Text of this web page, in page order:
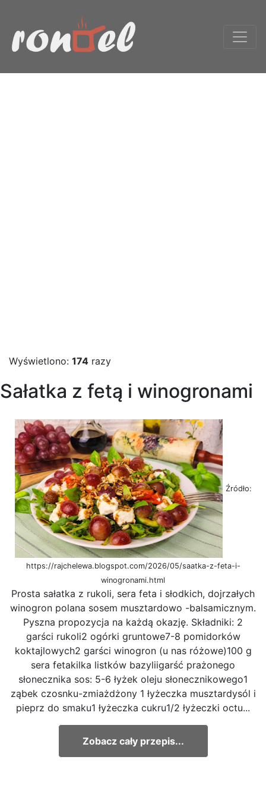
Wyświetlono: 174 razy
Sałatka z fetą i winogronami
Źródło:
https://rajchelewa.blogspot.com/2026/05/saatka-z-feta-i-
winogronami.html
Prosta sałatka z rukoli, sera feta i słodkich, dojrzałych
winogron polana sosem musztardowo -balsamicznym.
Pyszna propozycja na każdą okazję. Składniki: 2
garści rukoli2 ogórki gruntowe7-8 pomidorków
koktajlowych2 garści winogron (u nas różowe)100 g
sera fetakilka listków bazyliigarść prażonego
słonecznika sos: 5-6 łyżek oleju słonecznikowego1
ząbek czosnku-zmiażdżony 1 łyżeczka musztardysól i
pieprz do smaku1 łyżeczka cukru1/2 łyżeczki octu...
Zobacz cały przepis...